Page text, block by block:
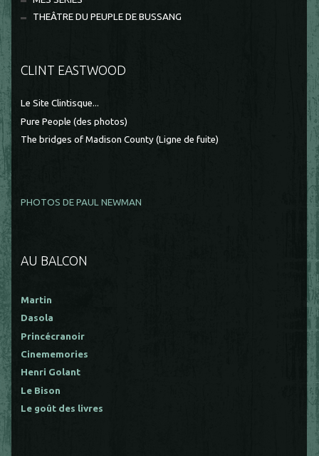
THEÂTRE DU PEUPLE DE BUSSANG
CLINT EASTWOOD
Le Site Clintisque...
Pure People (des photos)
The bridges of Madison County (Ligne de fuite)
PHOTOS DE PAUL NEWMAN
AU BALCON
Martin
Dasola
Princécranoir
Cinememories
Henri Golant
Le Bison
Le goût des livres